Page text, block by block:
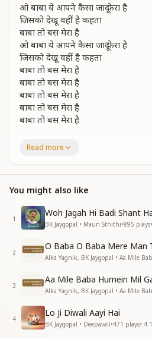
ओ बाबा ये आपने कैसा जादू फेरा है
जिसको देखू वहीं है कहता
बाबा तो बस मेरा है
ओ बाबा ये आपने कैसा जादू फेरा है
जिसको देखू वहीं है कहता
बाबा तो बस मेरा है
बाबा तो बस मेरा है
बाबा तो बस मेरा है
बाबा तो बस मेरा है
बाबा तो बस मेरा है
जाने क्या क्या कर डाला
बैठ सामने दिलवाला
जिसके मिलन को लोगो ने है
जाने क्या क्या कर डाला
वो दिल की है सुनता सबके
बैठ सामने दिलवाला
प्रभु मिलन की मस्ती में
चमक रहा हर चेहरा है
जिसको देखू वहीं है कहता
बाबा तो बस मेरा है
बाबा तो बस मेरा है
बाबा तो बस मेरा है
बाबा तो बस मेरा है
बाबा तो बस मेरा है
Read more
You might also like
1
Woh Jagah Hi Badi Shant
BK Jaygopal • Maun Sthithi•895 plays•
2
O Baba O Baba Mere Man
3
Aa Mile Baba Humein Mil
4
Lo Ji Diwali Aayi Hai
BK Jaygopal • Deepavali•471 plays•